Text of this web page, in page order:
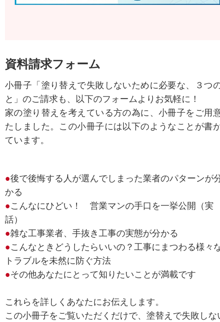
資料請求フォーム
小冊子「塗り替えで失敗しないために必要な、３つ
と」のご請求も、以下のフォームよりお気軽に！
家の塗り替えを考えている方の為に、小冊子をご用
たしました。この小冊子には以下のようなことが書
ています。
●後で後悔する人が選んでしまった業者のパターンが
かる
●こんなにひどい！ 営業マンの手口を一挙公開（実
話）
●雑な工事業者、手抜き工事の実態が分かる
●こんなときどうしたらいいの？工事にまつわる様々
トラブルを未然に防ぐ方法
●その他あなたにとって知りたいことが満載です
これらを詳しくあなたにお伝えします。
この小冊子をご覧いただくだけで、塗替えで失敗しな